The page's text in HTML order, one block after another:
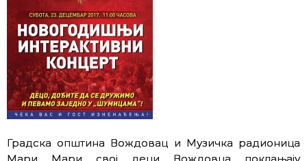
Градска општина Вождовац и Музичка радионица
Мари Мари свој деци Вождовца поклањају